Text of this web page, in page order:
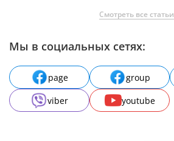
Смотреть все статьи
Мы в социальных сетях:
page group
viber
youtube